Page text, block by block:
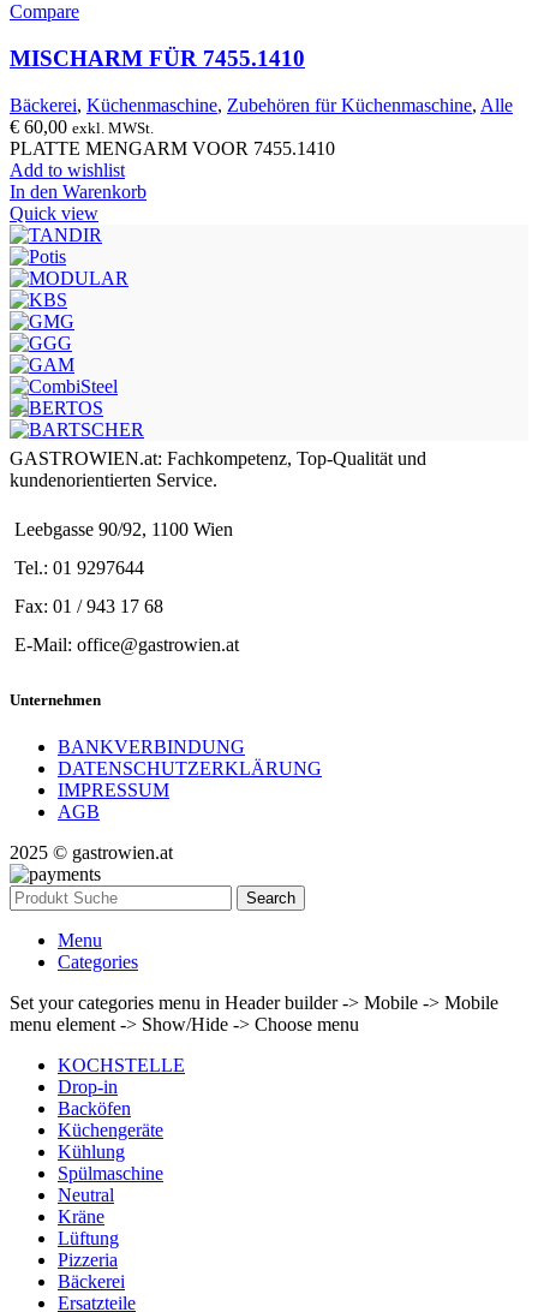
Compare
MISCHARM FÜR 7455.1410
Bäckerei, Küchenmaschine, Zubehören für Küchenmaschine, Alle
€ 60,00 exkl. MWSt.
PLATTE MENGARM VOOR 7455.1410
Add to wishlist
In den Warenkorb
Quick view
GASTROWIEN.at: Fachkompetenz, Top-Qualität und
kundenorientierten Service.
Leebgasse 90/92, 1100 Wien
Tel.: 01 9297644
Fax: 01 / 943 17 68
E-Mail: office@gastrowien.at
Unternehmen
BANKVERBINDUNG
DATENSCHUTZERKLÄRUNG
IMPRESSUM
AGB
2025 © gastrowien.at
Search
Menu
Categories
Set your categories menu in Header builder -> Mobile -> Mobile
menu element -> Show/Hide -> Choose menu
KOCHSTELLE
Drop-in
Backöfen
Küchengeräte
Kühlung
Spülmaschine
Neutral
Kräne
Lüftung
Pizzeria
Bäckerei
Ersatzteile